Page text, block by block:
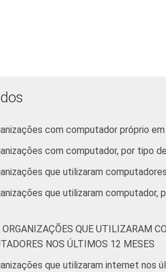
com computador próprio
com computador, por tipo
que utilizaram
que utilizaram
QUE UTILIZARAM
NOS ÚLTIMOS 12 MESES
que utilizaram internet nos